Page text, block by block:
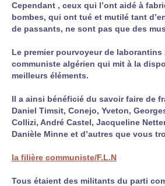
Cependant , ceux qui l’ont aidé à
bombes, qui ont tué et mutilé tant
de passants, ne sont pas que des
Le premier pourvoyeur de laborantins
communiste algérien qui mit à la
meilleurs éléments.
Il a ainsi bénéficié du savoir faire de
Daniel Timsit, Conejo, Yveton,
Collizi, André Castel, Jacqueline
Danièle Minne et d’autres que vous
la filière communiste/F.L.N
Tous étaient des militants du parti